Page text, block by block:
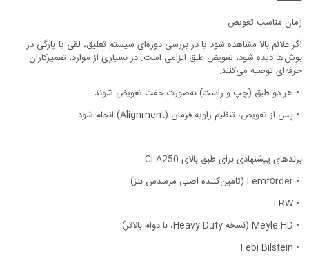
زمان مناسب تعویض
اگر علائم بالا مشاهده شود یا در بررسی دوره‌ای سیستم تعلیق، لقی یا پارگی در
بوش‌ها دیده شود، تعویض طبق الزامی است. در بسیاری از موارد، تعمیرکاران
حرفه‌ای توصیه می‌کنند:
• هر دو طبق (چپ و راست) به‌صورت جفت تعویض شوند
• پس از تعویض، تنظیم زاویه فرمان (Alignment) انجام شود
⸻
برندهای پیشنهادی برای طبق بالای CLA250
• Lemförder (تامین‌کننده اصلی مرسدس بنز)
•
TRW
• Meyle HD (نسخه Heavy Duty، با دوام بالاتر)
•
Febi Bilstein